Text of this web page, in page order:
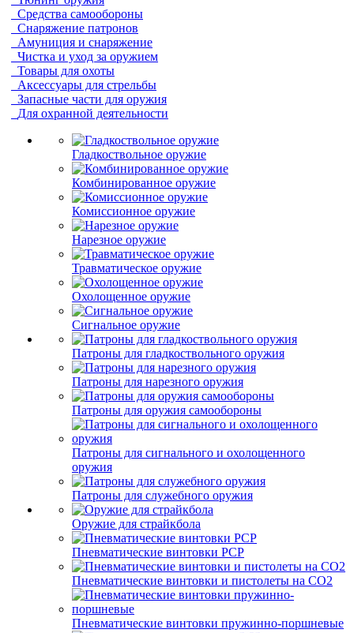
Средства самообороны
Снаряжение патронов
Амуниция и снаряжение
Чистка и уход за оружием
Товары для охоты
Аксессуары для стрельбы
Запасные части для оружия
Для охранной деятельности
Гладкоствольное оружие
Комбинированное оружие
Комиссионное оружие
Нарезное оружие
Травматическое оружие
Охолощенное оружие
Сигнальное оружие
Патроны для гладкоствольного оружия
Патроны для нарезного оружия
Патроны для оружия самообороны
Патроны для сигнального и охолощенного
оружия
Патроны для служебного оружия
Оружие для страйкбола
Пневматические винтовки PCP
Пневматические винтовки и пистолеты на CO2
Пневматические винтовки пружинно-поршневые